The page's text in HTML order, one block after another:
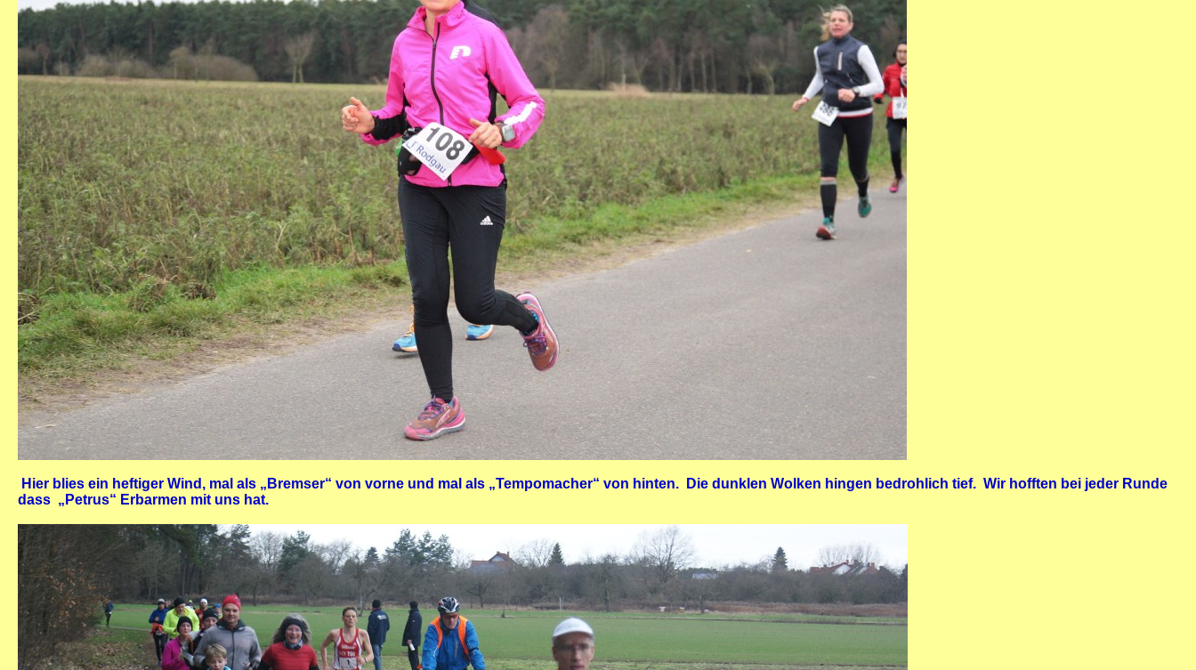
Hier blies ein heftiger Wind, mal als „Bremser“ von vorne und mal als „Tempomacher“ von hinten. Die dunklen Wolken hingen bedrohlich tief. Wir hofften bei jeder Runde
dass „Petrus“ Erbarmen mit uns hat.